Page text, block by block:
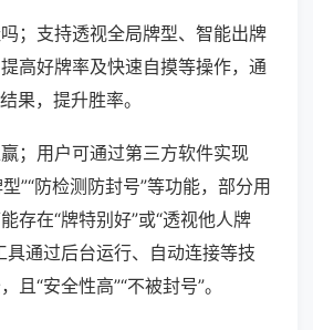
；支持透视全局牌型、智能出牌
高好牌率及快速自摸等操作，通
果，提升胜率。
；用户可通过第三方软件实现
”“防检测防封号”等功能，部分用
存在“牌特别好”或“透视他人牌
具通过后台运行、自动连接等技
且“安全性高”“不被封号”。